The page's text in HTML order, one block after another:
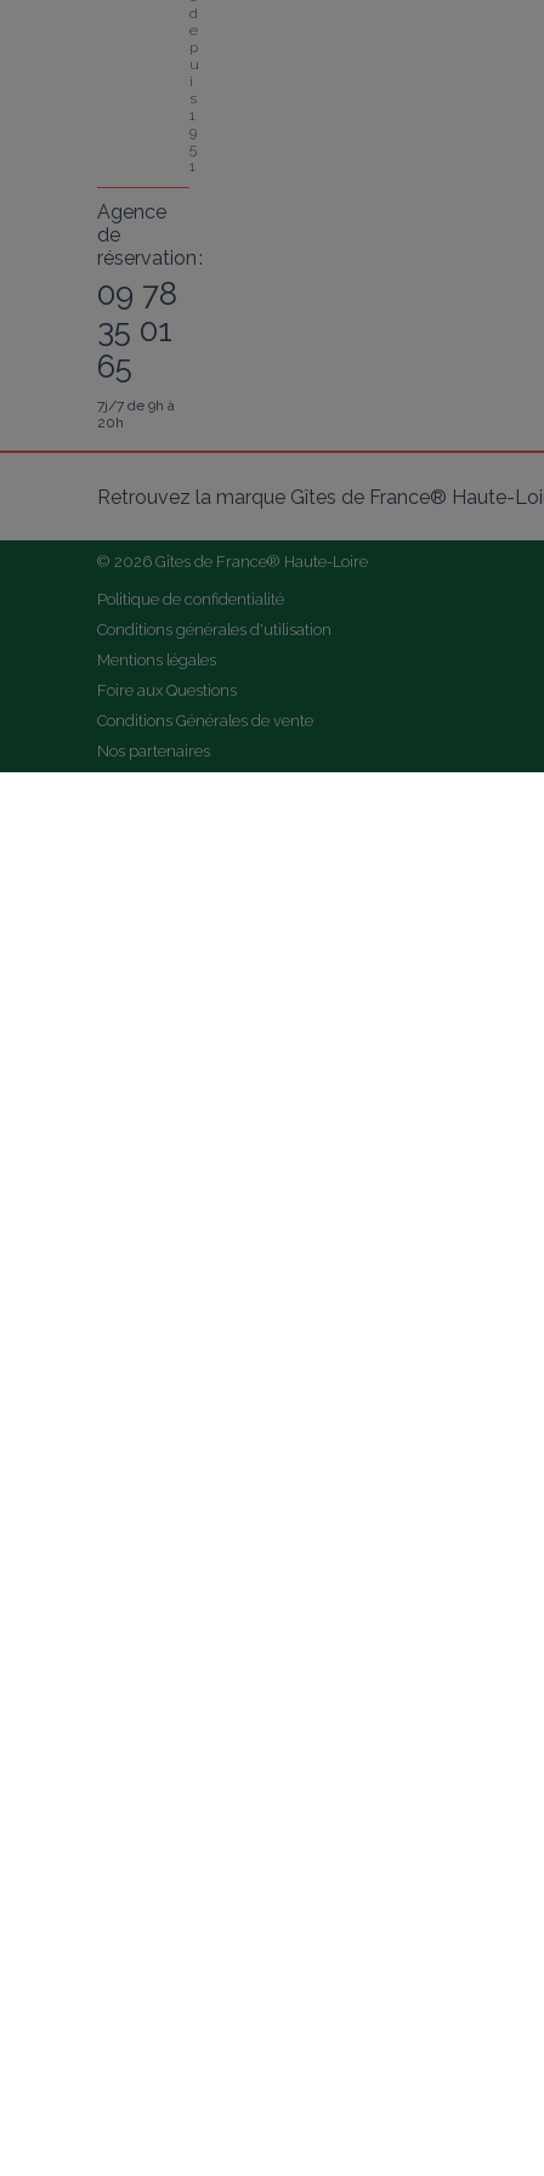
d
e
p
u
i
s
1
9
5
1
Agence
de
réservation :
09 78
35 01
65
7j/7 de 9h à
20h
Retrouvez la marque Gîtes de France® Haute-
© 2026 Gîtes de France® Haute-Loire
Politique de confidentialité
Conditions générales d'utilisation
Mentions légales
Foire aux Questions
Conditions Générales de vente
Nos partenaires